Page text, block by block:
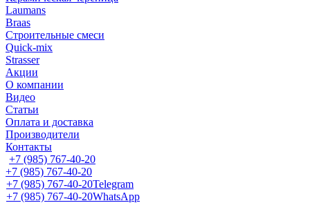
Laumans
Braas
Строительные смеси
Quick-mix
Strasser
Акции
О компании
Видео
Статьи
Оплата и доставка
Производители
Контакты
+7 (985) 767-40-20
+7 (985) 767-40-20
+7 (985) 767-40-20Telegram
+7 (985) 767-40-20WhatsApp